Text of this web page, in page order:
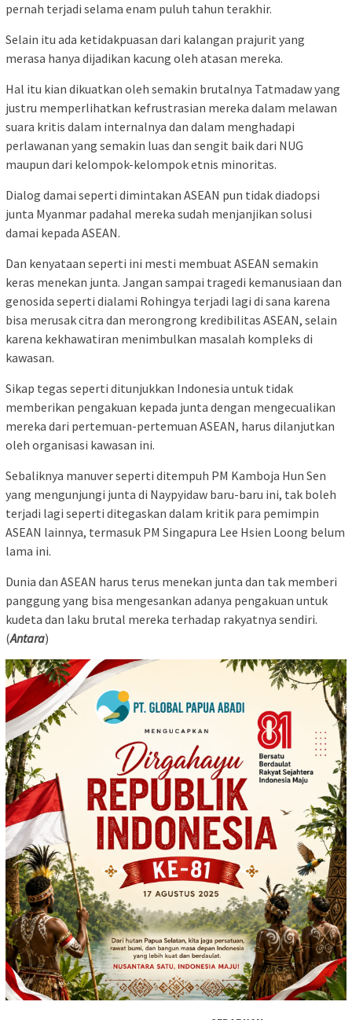
pernah terjadi selama enam puluh tahun terakhir.
Selain itu ada ketidakpuasan dari kalangan prajurit yang
merasa hanya dijadikan kacung oleh atasan mereka.
Hal itu kian dikuatkan oleh semakin brutalnya Tatmadaw yang
justru memperlihatkan kefrustrasian mereka dalam melawan
suara kritis dalam internalnya dan dalam menghadapi
perlawanan yang semakin luas dan sengit baik dari NUG
maupun dari kelompok-kelompok etnis minoritas.
Dialog damai seperti dimintakan ASEAN pun tidak diadopsi
junta Myanmar padahal mereka sudah menjanjikan solusi
damai kepada ASEAN.
Dan kenyataan seperti ini mesti membuat ASEAN semakin
keras menekan junta. Jangan sampai tragedi kemanusiaan dan
genosida seperti dialami Rohingya terjadi lagi di sana karena
bisa merusak citra dan merongrong kredibilitas ASEAN, selain
karena kekhawatiran menimbulkan masalah kompleks di
kawasan.
Sikap tegas seperti ditunjukkan Indonesia untuk tidak
memberikan pengakuan kepada junta dengan mengecualikan
mereka dari pertemuan-pertemuan ASEAN, harus dilanjutkan
oleh organisasi kawasan ini.
Sebaliknya manuver seperti ditempuh PM Kamboja Hun Sen
yang mengunjungi junta di Naypyidaw baru-baru ini, tak boleh
terjadi lagi seperti ditegaskan dalam kritik para pemimpin
ASEAN lainnya, termasuk PM Singapura Lee Hsien Loong belum
lama ini.
Dunia dan ASEAN harus terus menekan junta dan tak memberi
panggung yang bisa mengesankan adanya pengakuan untuk
kudeta dan laku brutal mereka terhadap rakyatnya sendiri.
(Antara)